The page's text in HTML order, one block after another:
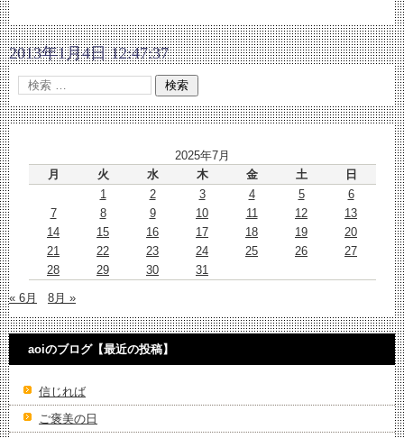
2013年1月4日 12:47:37
2025年7月
月
火 水 木 金 土
日
1
2 3 4 5
6
7
8 9 10 11 12
13
14
15 16 17 18 19
20
21
22 23 24 25 26
27
28
29 30 31
« 6月 8月 »
aoiのブログ【最近の投稿】
信じれば
ご褒美の日